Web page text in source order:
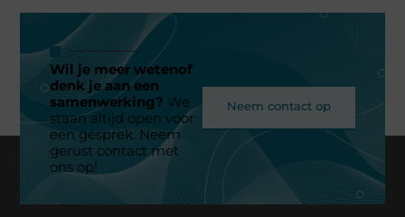
Wil je meer wetenof
denk je aan een
samenwerking? We
staan altijd open voor
een gesprek. Neem
gerust contact met
ons op!
Neem contact op